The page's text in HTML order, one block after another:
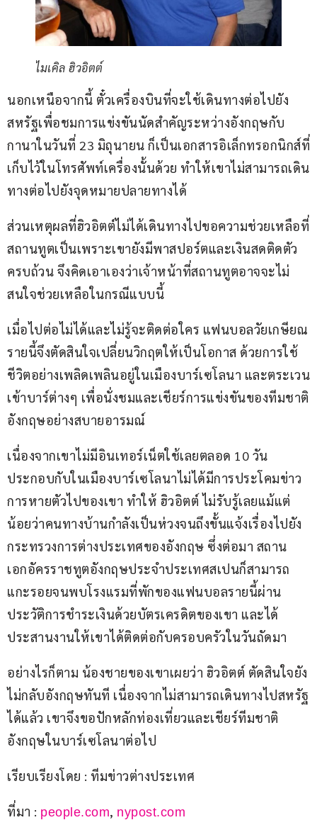
ไมเคิล ฮิวอิตต์
นอกเหนือจากนี้ ตั๋วเครื่องบินที่จะใช้เดินทางต่อไปยัง
สหรัฐเพื่อชมการแข่งขันนัดสำคัญระหว่างอังกฤษกับ
กานาในวันที่ 23 มิถุนายน ก็เป็นเอกสารอิเล็กทรอกนิกส์ที่
เก็บไว้ในโทรศัพท์เครื่องนั้นด้วย ทำให้เขาไม่สามารถเดิน
ทางต่อไปยังจุดหมายปลายทางได้
ส่วนเหตุผลที่ฮิวอิตต์ไม่ได้เดินทางไปขอความช่วยเหลือที่
สถานทูตเป็นเพราะเขายังมีพาสปอร์ตและเงินสดติดตัว
ครบถ้วน จึงคิดเอาเองว่าเจ้าหน้าที่สถานทูตอาจจะไม่
สนใจช่วยเหลือในกรณีแบบนี้
เมื่อไปต่อไม่ได้และไม่รู้จะติดต่อใคร แฟนบอลวัยเกษียณ
รายนี้จึงตัดสินใจเปลี่ยนวิกฤตให้เป็นโอกาส ด้วยการใช้
ชีวิตอย่างเพลิดเพลินอยู่ในเมืองบาร์เซโลนา และตระเวน
เข้าบาร์ต่างๆ เพื่อนั่งชมและเชียร์การแข่งขันของทีมชาติ
อังกฤษอย่างสบายอารมณ์
เนื่องจากเขาไม่มีอินเทอร์เน็ตใช้เลยตลอด 10 วัน
ประกอบกับในเมืองบาร์เซโลนาไม่ได้มีการประโคมข่าว
การหายตัวไปของเขา ทำให้ ฮิวอิตต์ ไม่รับรู้เลยแม้แต่
น้อยว่าคนทางบ้านกำลังเป็นห่วงจนถึงขั้นแจ้งเรื่องไปยัง
กระทรวงการต่างประเทศของอังกฤษ ซึ่งต่อมา สถาน
เอกอัครราชทูตอังกฤษประจำประเทศสเปนก็สามารถ
แกะรอยจนพบโรงแรมที่พักของแฟนบอลรายนี้ผ่าน
ประวัติการชำระเงินด้วยบัตรเครดิตของเขา และได้
ประสานงานให้เขาได้ติดต่อกับครอบครัวในวันถัดมา
อย่างไรก็ตาม น้องชายของเขาเผยว่า ฮิวอิตต์ ตัดสินใจยัง
ไม่กลับอังกฤษทันที เนื่องจากไม่สามารถเดินทางไปสหรัฐ
ได้แล้ว เขาจึงขอปักหลักท่องเที่ยวและเชียร์ทีมชาติ
อังกฤษในบาร์เซโลนาต่อไป
เรียบเรียงโดย : ทีมข่าวต่างประเทศ
ที่มา : people.com, nypost.com